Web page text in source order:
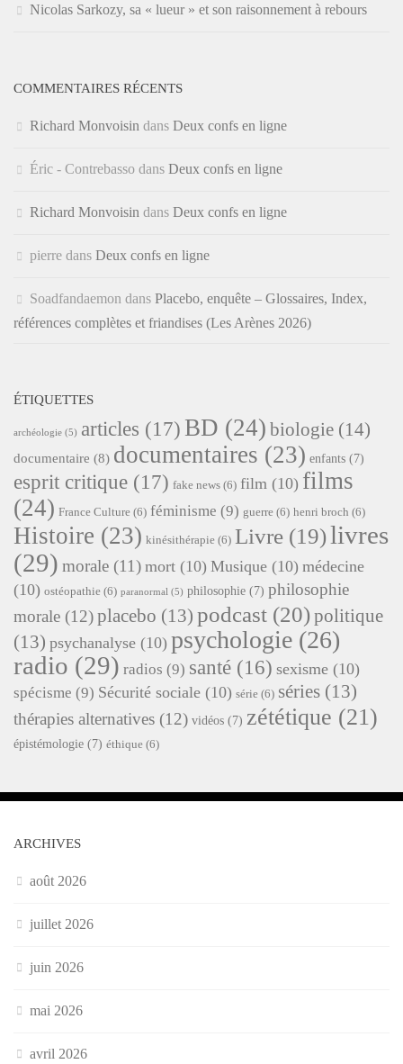
Nicolas Sarkozy, sa « lueur » et son raisonnement à rebours
COMMENTAIRES RÉCENTS
Richard Monvoisin dans Deux confs en ligne
Éric - Contrebasso dans Deux confs en ligne
Richard Monvoisin dans Deux confs en ligne
pierre dans Deux confs en ligne
Soadfandaemon dans Placebo, enquête – Glossaires, Index,
références complètes et friandises (Les Arènes 2026)
ÉTIQUETTES
archéologie (5) articles (17) BD (24) biologie (14)
documentaire (8) documentaires (23) enfants (7)
esprit critique (17) fake news (6) film (10) films
(24) France Culture (6) féminisme (9) guerre (6) henri broch (6)
Histoire (23) kinésithérapie (6) Livre (19)livres
(29) morale (11) mort (10) Musique (10) médecine
(10) ostéopathie (6) paranormal (5) philosophie (7) philosophie
morale (12)placebo (13) podcast (20)politique
(13) psychanalyse (10) psychologie (26)
radio (29) radios (9) santé (16) sexisme (10)
spécisme (9) Sécurité sociale (10) série (6) séries (13)
thérapies alternatives (12) vidéos (7) zététique (21)
épistémologie (7) éthique (6)
ARCHIVES
août 2026
juillet 2026
juin 2026
mai 2026
avril 2026